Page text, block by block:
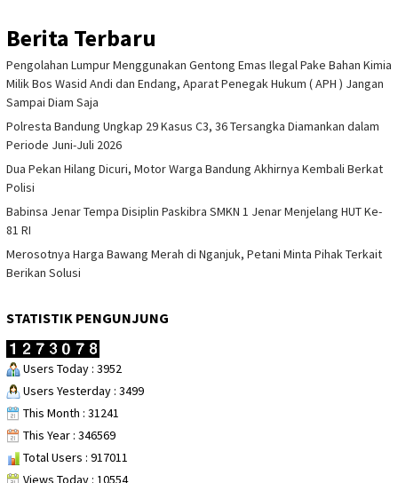
Berita Terbaru
Pengolahan Lumpur Menggunakan Gentong Emas Ilegal Pake Bahan Kimia
Milik Bos Wasid Andi dan Endang, Aparat Penegak Hukum ( APH ) Jangan
Sampai Diam Saja
Polresta Bandung Ungkap 29 Kasus C3, 36 Tersangka Diamankan dalam
Periode Juni-Juli 2026
Dua Pekan Hilang Dicuri, Motor Warga Bandung Akhirnya Kembali Berkat
Polisi
Babinsa Jenar Tempa Disiplin Paskibra SMKN 1 Jenar Menjelang HUT Ke-
81 RI
Merosotnya Harga Bawang Merah di Nganjuk, Petani Minta Pihak Terkait
Berikan Solusi
STATISTIK PENGUNJUNG
Users Today : 3952
Users Yesterday : 3499
This Month : 31241
This Year : 346569
Total Users : 917011
Views Today : 10554